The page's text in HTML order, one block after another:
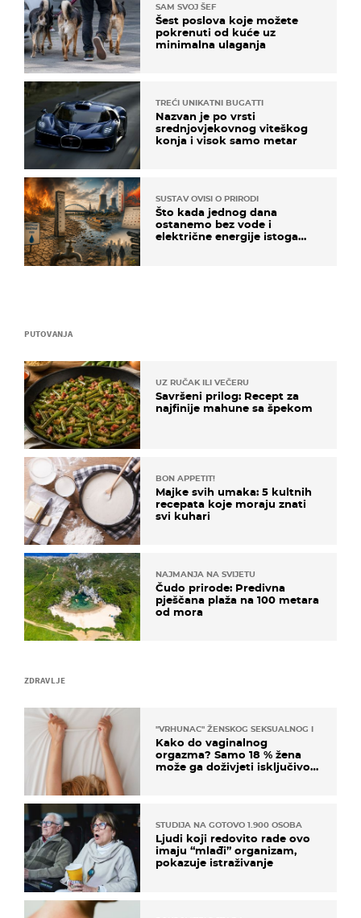
ZDRAVLJE
"VRHUNAC" ŽENSKOG SEKSUALNOG ISKUSTVA
Kako do vaginalnog
orgazma? Samo 18 % žena
može ga doživjeti isključivo
STUDIJA NA GOTOVO 1.900 OSOBA
Ljudi koji redovito rade ovo
imaju “mlađi” organizam,
pokazuje istraživanje
PUTOVANJA
UZ RUČAK ILI VEČERU
Savršeni prilog: Recept za
najfinije mahune sa špekom
BON APPETIT!
Majke svih umaka: 5 kultnih
recepata koje moraju znati
svi kuhari
NAJMANJA NA SVIJETU
Čudo prirode: Predivna
pješčana plaža na 100 metara
od mora
SAM SVOJ ŠEF
Šest poslova koje možete
pokrenuti od kuće uz
minimalna ulaganja
TREĆI UNIKATNI BUGATTI
Nazvan je po vrsti
srednjovjekovnog viteškog
konja i visok samo metar
SUSTAV OVISI O PRIRODI
Što kada jednog dana
ostanemo bez vode i
električne energije istoga